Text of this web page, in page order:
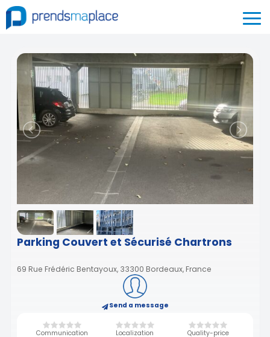
Parking Couvert et Sécurisé Chartrons
69 Rue Frédéric Bentayoux, 33300 Bordeaux, France
Send a message
Communication Localization Quality-price